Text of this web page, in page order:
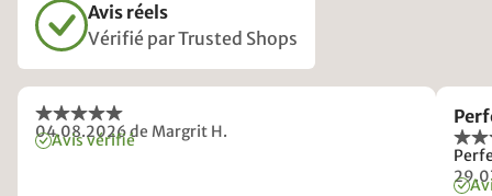
Avis réels
Vérifié par Trusted Shops
04.08.2026de Margrit H.
Avis vérifié